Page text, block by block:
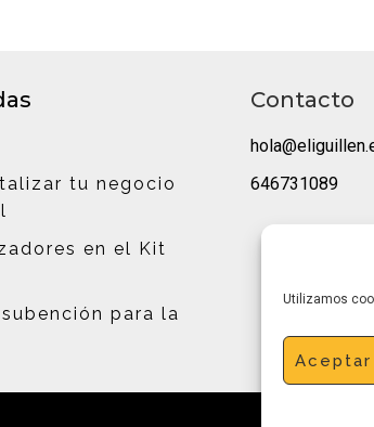
Utilizamos
tu negocio
en el Kit
para la
Contacto
646731089